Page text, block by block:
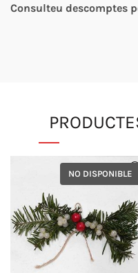
Consulteu descomptes
NO DISPONIBLE